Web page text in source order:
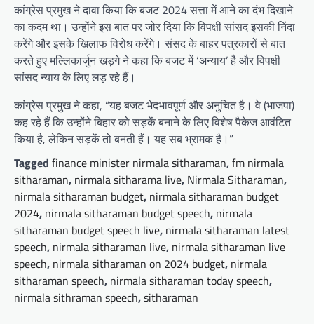
कांग्रेस प्रमुख ने दावा किया कि बजट 2024 सत्ता में आने का दंभ दिखाने
का कदम था। उन्होंने इस बात पर जोर दिया कि विपक्षी सांसद इसकी निंदा
करेंगे और इसके खिलाफ विरोध करेंगे। संसद के बाहर पत्रकारों से बात
करते हुए मल्लिकार्जुन खड़गे ने कहा कि बजट में ‘अन्याय’ है और विपक्षी
सांसद न्याय के लिए लड़ रहे हैं।
कांग्रेस प्रमुख ने कहा, “यह बजट भेदभावपूर्ण और अनुचित है। वे (भाजपा)
कह रहे हैं कि उन्होंने बिहार को सड़कें बनाने के लिए विशेष पैकेज आवंटित
किया है, लेकिन सड़कें तो बनती हैं। यह सब भ्रामक है।”
Tagged finance minister nirmala sitharaman,fm nirmala
sitharaman, nirmala sitharama live, Nirmala Sitharaman,
nirmala sitharaman budget, nirmala sitharaman budget
2024, nirmala sitharaman budget speech, nirmala
sitharaman budget speech live, nirmala sitharaman latest
speech, nirmala sitharaman live, nirmala sitharaman live
speech, nirmala sitharaman on 2024 budget, nirmala
sitharaman speech, nirmala sitharaman today speech,
nirmala sithraman speech,sitharaman